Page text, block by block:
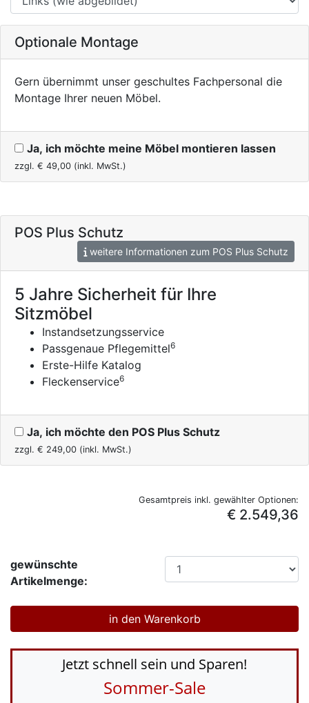
Optionale Montage
Gern übernimmt unser geschultes Fachpersonal die
Montage Ihrer neuen Möbel.
Ja, ich möchte meine Möbel montieren lassen
zzgl. € 49,00 (inkl. MwSt.)
POS Plus Schutz
weitere Informationen zum POS Plus Schutz
5 Jahre Sicherheit für Ihre
Sitzmöbel
Instandsetzungsservice
Passgenaue Pflegemittel6
Erste-Hilfe Katalog
Fleckenservice6
Ja, ich möchte den POS Plus Schutz
zzgl. € 249,00 (inkl. MwSt.)
Gesamtpreis inkl. gewählter Optionen:
€ 2.549,36
gewünschte
Artikelmenge:
Jetzt schnell sein und Sparen!
Sommer-Sale